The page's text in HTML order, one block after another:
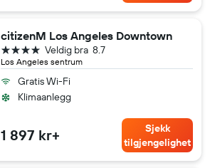
citizenM Los Angeles Downtown
Los Angeles sentrum
8.7
Veldig bra
4 stjerner
Gratis Wi-Fi
Klimaanlegg
1 897 kr+
Sjekk
tilgjengelighet